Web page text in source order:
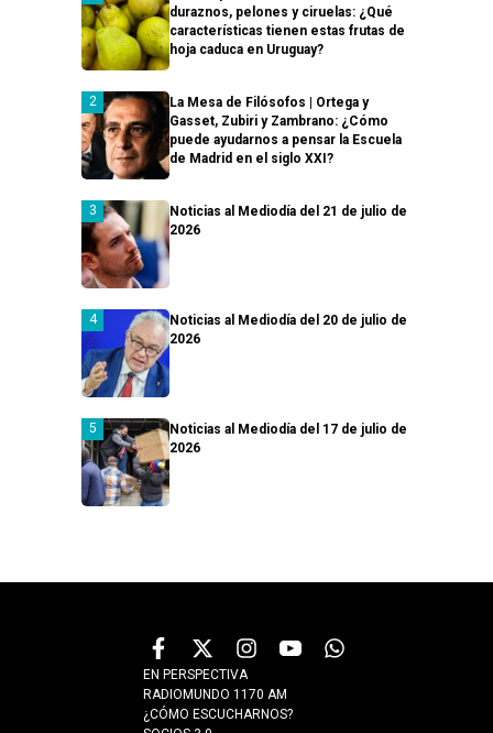
duraznos, pelones y ciruelas: ¿Qué
características tienen estas frutas de
hoja caduca en Uruguay?
La Mesa de Filósofos | Ortega y
Gasset, Zubiri y Zambrano: ¿Cómo
puede ayudarnos a pensar la Escuela
de Madrid en el siglo XXI?
Noticias al Mediodía del 21 de julio de
2026
Noticias al Mediodía del 20 de julio de
2026
Noticias al Mediodía del 17 de julio de
2026
EN PERSPECTIVA
RADIOMUNDO 1170 AM
¿CÓMO ESCUCHARNOS?